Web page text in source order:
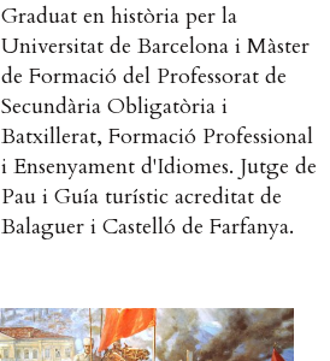
Graduat en història per la
Universitat de Barcelona i Màster
de Formació del Professorat de
Secundària Obligatòria i
Batxillerat, Formació Professional
i Ensenyament d'Idiomes. Jutge de
Pau i Guía turístic acreditat de
Balaguer i Castelló de Farfanya.